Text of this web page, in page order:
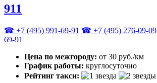
911
☎ +7 (495) 991-69-91 ☎ +7 (495) 276-09-09
69-91
Цена по межгороду: от 30 руб./км
График работы: круглосуточно
Рейтинг такси: